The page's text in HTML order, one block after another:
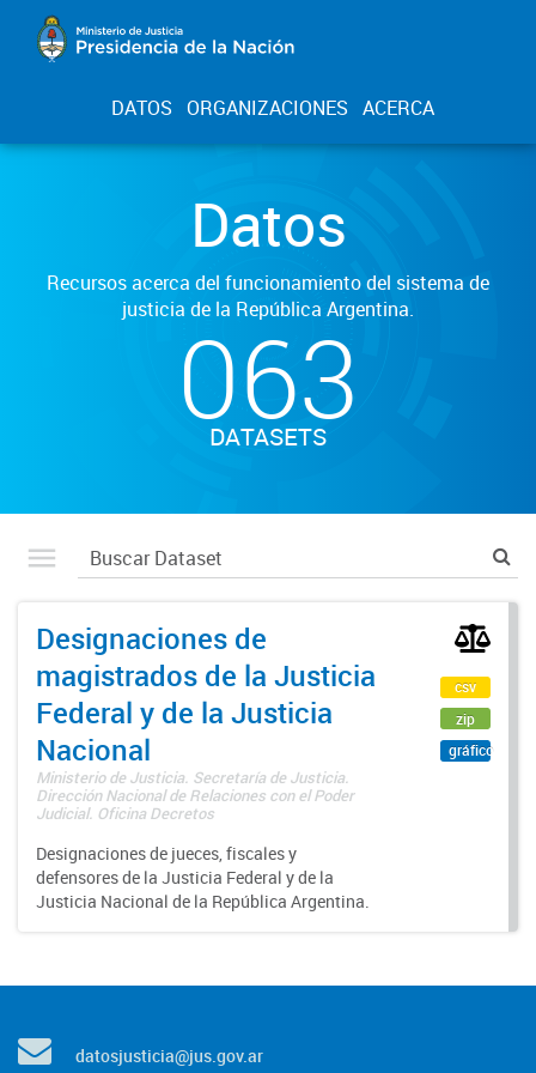
DATOS ORGANIZACIONES ACERCA
Datos
Recursos acerca del funcionamiento del sistema de
justicia de la República Argentina.
063
DATASETS
Designaciones de
magistrados de la Justicia
Federal y de la Justicia
Nacional
Ministerio de Justicia. Secretaría de Justicia.
Dirección Nacional de Relaciones con el Poder
Judicial. Oficina Decretos
Designaciones de jueces, fiscales y
defensores de la Justicia Federal y de la
Justicia Nacional de la República Argentina.
csv
zip
gráfico
datosjusticia@jus.gov.ar